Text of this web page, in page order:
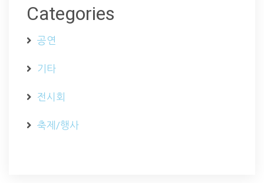
Categories
공연
기타
전시회
축제/행사